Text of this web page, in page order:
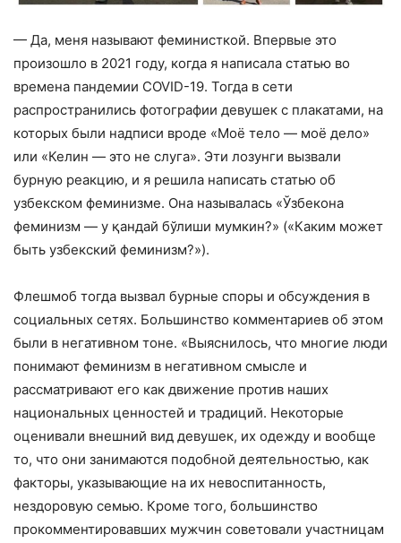
— Да, меня называют феминисткой. Впервые это
произошло в 2021 году, когда я написала статью во
времена пандемии COVID-19. Тогда в сети
распространились фотографии девушек с плакатами, на
которых были надписи вроде «Моё тело — моё дело»
или «Келин — это не слуга». Эти лозунги вызвали
бурную реакцию, и я решила написать статью об
узбекском феминизме. Она называлась «Ўзбекона
феминизм — у қандай бўлиши мумкин?» («Каким может
быть узбекский феминизм?»).
Флешмоб тогда вызвал бурные споры и обсуждения в
социальных сетях. Большинство комментариев об этом
были в негативном тоне. «Выяснилось, что многие люди
понимают феминизм в негативном смысле и
рассматривают его как движение против наших
национальных ценностей и традиций. Некоторые
оценивали внешний вид девушек, их одежду и вообще
то, что они занимаются подобной деятельностью, как
факторы, указывающие на их невоспитанность,
нездоровую семью. Кроме того, большинство
прокомментировавших мужчин советовали участницам